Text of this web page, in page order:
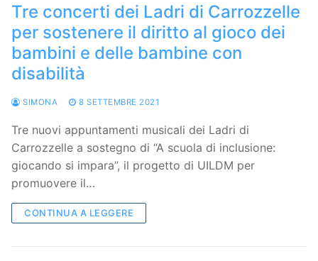
Tre concerti dei Ladri di Carrozzelle
per sostenere il diritto al gioco dei
bambini e delle bambine con
disabilità
SIMONA 8 SETTEMBRE 2021
Tre nuovi appuntamenti musicali dei Ladri di
Carrozzelle a sostegno di “A scuola di inclusione:
giocando si impara”, il progetto di UILDM per
promuovere il…
CONTINUA A LEGGERE